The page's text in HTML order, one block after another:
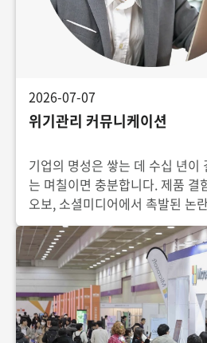
2026-07-07
위기관리 커뮤니케이션
기업의 명성은 쌓는 데 수십 년이
는 며칠이면 충분합니다. 제품 결
오보, 소셜미디어에서 촉발된 논
찾아옵니다. 위기 상황에서 기업
따라 위기는 일시적 해프닝으로